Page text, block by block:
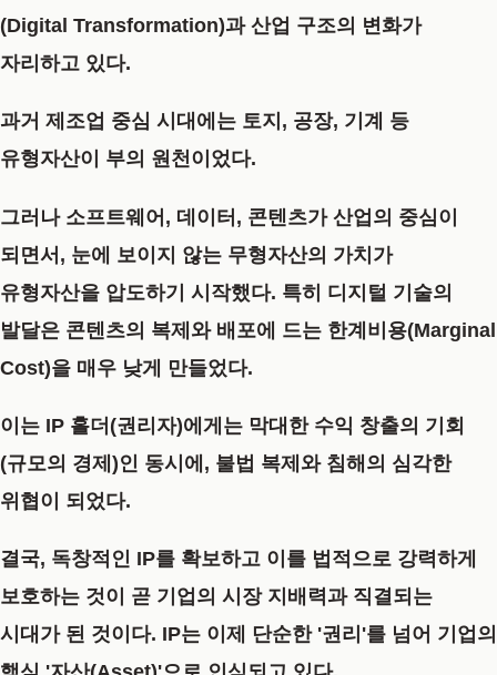
(Digital Transformation)과 산업 구조의 변화가
자리하고 있다.
과거 제조업 중심 시대에는 토지, 공장, 기계 등
유형자산이 부의 원천이었다.
그러나 소프트웨어, 데이터, 콘텐츠가 산업의 중심이
되면서, 눈에 보이지 않는 무형자산의 가치가
유형자산을 압도하기 시작했다. 특히 디지털 기술의
발달은 콘텐츠의 복제와 배포에 드는 한계비용(Marginal
Cost)을 매우 낮게 만들었다.
이는 IP 홀더(권리자)에게는 막대한 수익 창출의 기회
(규모의 경제)인 동시에, 불법 복제와 침해의 심각한
위협이 되었다.
결국, 독창적인 IP를 확보하고 이를 법적으로 강력하게
보호하는 것이 곧 기업의 시장 지배력과 직결되는
시대가 된 것이다. IP는 이제 단순한 '권리'를 넘어 기업의